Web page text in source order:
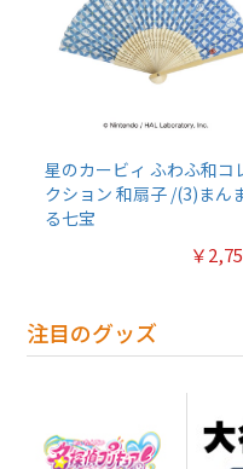
星のカービィ ふわふ和コ
クション 和扇子 /(3)まん
る七宝
￥
注目のグッズ